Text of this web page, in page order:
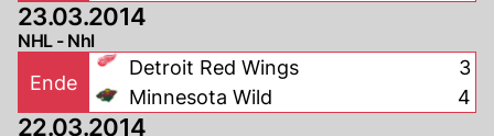
23.03.2014
NHL - Nhl
Ende
Detroit Red Wings
Minnesota Wild
3
4
22.03.2014